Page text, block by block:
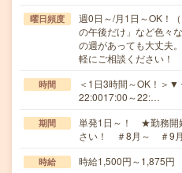
曜日頻度
週0日～/月1日～OK！
の午後だけ」など色々
の週があっても大丈夫
軽にご相談ください！
時間
＜1日3時間～OK！＞
22:0017:00～22:…
期間
単発1日～！ ★勤務開
さい！ ＃8月～ ＃9
時給 時給1,500円～1,875円